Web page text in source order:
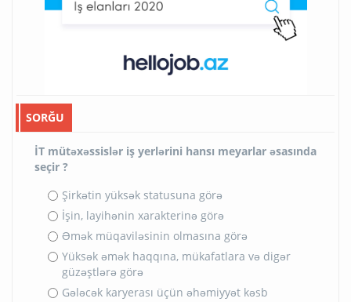
SORĞU
İT mütəxəssislər iş yerlərini hansı meyarlar əsasında
seçir ?
Şirkətin yüksək statusuna görə
İşin, layihənin xarakterinə görə
Əmək müqaviləsinin olmasına görə
Yüksək əmək haqqına, mükafatlara və digər
güzəştlərə görə
Gələcək karyerası üçün əhəmiyyət kəsb